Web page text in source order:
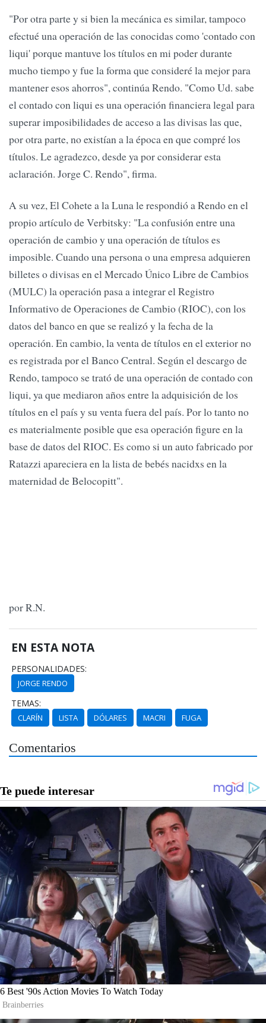
"Por otra parte y si bien la mecánica es similar, tampoco
efectué una operación de las conocidas como 'contado con
liqui' porque mantuve los títulos en mi poder durante
mucho tiempo y fue la forma que consideré la mejor para
mantener esos ahorros", continúa Rendo. "Como Ud. sabe
el contado con liqui es una operación financiera legal para
superar imposibilidades de acceso a las divisas las que,
por otra parte, no existían a la época en que compré los
títulos. Le agradezco, desde ya por considerar esta
aclaración. Jorge C. Rendo", firma.
A su vez, El Cohete a la Luna le respondió a Rendo en el
propio artículo de Verbitsky: "La confusión entre una
operación de cambio y una operación de títulos es
imposible. Cuando una persona o una empresa adquieren
billetes o divisas en el Mercado Único Libre de Cambios
(MULC) la operación pasa a integrar el Registro
Informativo de Operaciones de Cambio (RIOC), con los
datos del banco en que se realizó y la fecha de la
operación. En cambio, la venta de títulos en el exterior no
es registrada por el Banco Central. Según el descargo de
Rendo, tampoco se trató de una operación de contado con
liqui, ya que mediaron años entre la adquisición de los
títulos en el país y su venta fuera del país. Por lo tanto no
es materialmente posible que esa operación figure en la
base de datos del RIOC. Es como si un auto fabricado por
Ratazzi apareciera en la lista de bebés nacidxs en la
maternidad de Belocopitt".
por R.N.
EN ESTA NOTA
PERSONALIDADES:
JORGE RENDO
TEMAS:
CLARÍN LISTA DÓLARES MACRI FUGA
Comentarios